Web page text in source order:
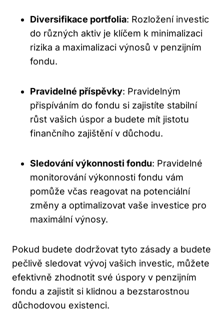
Diversifikace portfolia: Rozložení ⁢investic
do různých aktiv je klíčem k minimalizaci
rizika a maximalizaci výnosů v penzijním
fondu.
Pravidelné příspěvky:‍ Pravidelným
‍přispíváním⁢ do fondu si ⁤zajistíte stabilní
‍růst vašich úspor⁤ a budete mít jistotu
finančního zajištění v důchodu.
Sledování výkonnosti‍ fondu: ‍Pravidelné
monitorování výkonnosti fondu vám
pomůže včas reagovat na potenciální⁤
změny a optimalizovat ‍vaše ‍investice pro
maximální výnosy.​
Pokud budete dodržovat tyto zásady a ⁤budete
pečlivě sledovat vývoj vašich investic, můžete
efektivně zhodnotit své úspory v penzijním
fondu a zajistit‍ si klidnou a bezstarostnou
důchodovou existenci.